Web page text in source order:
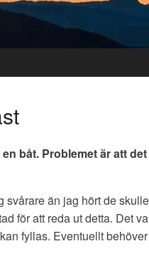
båt. Problemet är att
än jag hört de
för att reda ut detta. Det
fyllas. Eventuellt